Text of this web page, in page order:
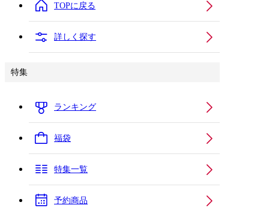
TOPに戻る
詳しく探す
特集
ランキング
福袋
特集一覧
予約商品